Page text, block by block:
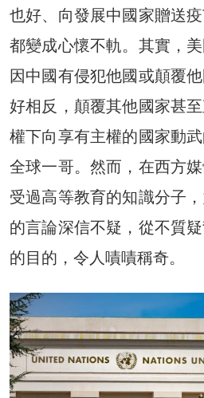
也好、向發展中國家贈送
都變成心懷不軌。其實，
因中國有侵犯他國或顛覆
好相反，顛覆其他國家甚
權下向享有主權的國家動
全球一哥。然而，在西方
受過高等教育的知識分子
的言論深信不疑，從不質
的目的，令人嘖嘖稱奇。